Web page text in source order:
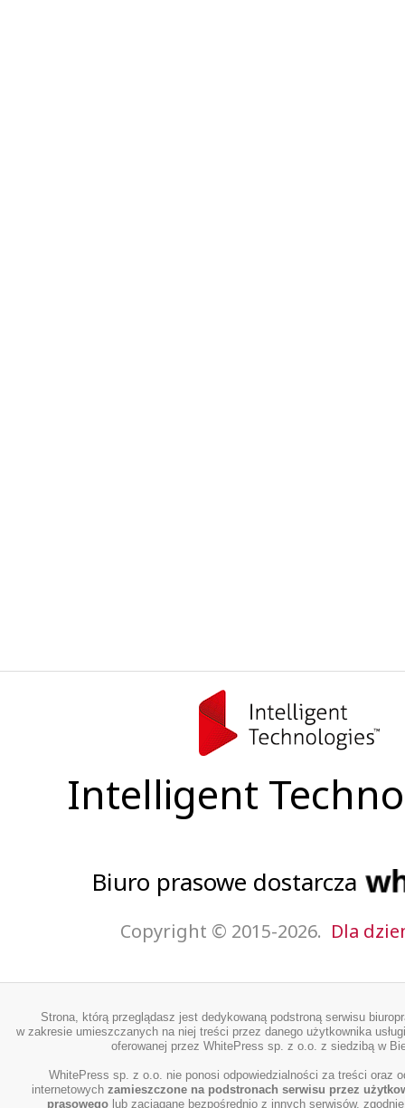
Intelligent
Biuro prasowe dostarcza
Copyright © 2015-2026. Dla
Strona, którą przeglądasz jest dedykowaną podstroną serwisu
w zakresie umieszczanych na niej treści przez danego użytkownika
oferowanej przez WhitePress sp. z o.o. z siedzibą w
WhitePress sp. z o.o. nie ponosi odpowiedzialności za treści oraz
internetowych zamieszczone na podstronach serwisu przez
prasowegolub zaciągane bezpośrednio z innych serwisów,